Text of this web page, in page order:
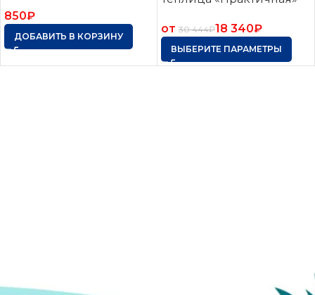
850₽
ДОБАВИТЬ В КОРЗИНУ
от 30 444₽18 340₽
ВЫБЕРИТЕ ПАРАМЕТРЫ